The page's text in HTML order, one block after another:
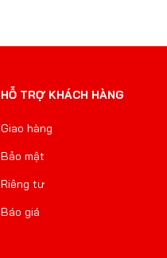
HỖ TRỢ KHÁCH HÀNG
Giao hàng
Bảo mật
Riêng tư
Báo giá